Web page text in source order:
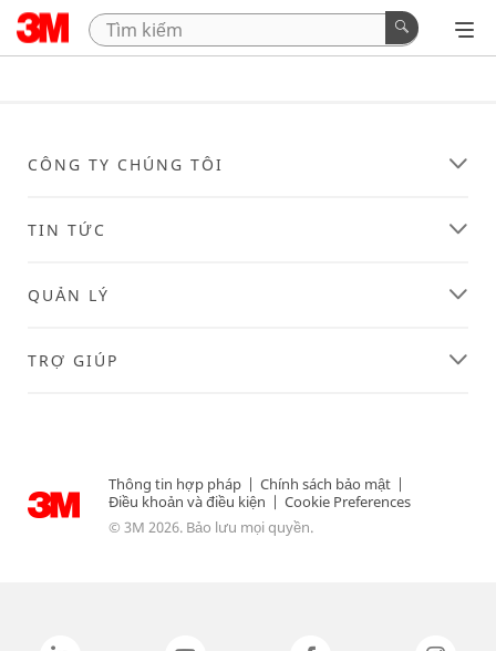
CÔNG TY CHÚNG TÔI
TIN TỨC
QUẢN LÝ
TRỢ GIÚP
Thông tin hợp pháp | Chính sách bảo mật |
Điều khoản và điều kiện | Cookie Preferences
© 3M 2026. Bảo lưu mọi quyền.